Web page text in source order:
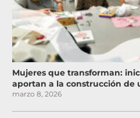
Mujeres que transforman:
aportan a la construcción de
marzo 8, 2026